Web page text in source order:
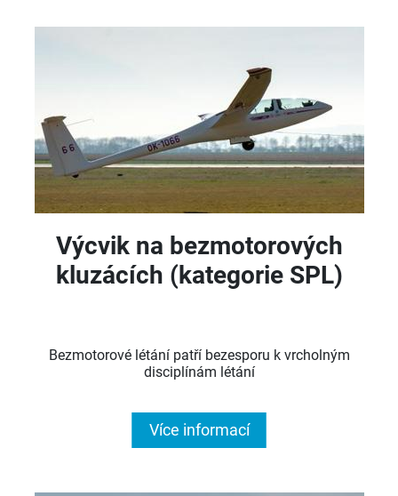
Výcvik na bezmotorových
kluzácích (kategorie SPL)
Bezmotorové létání patří bezesporu k vrcholným
disciplínám létání
Více informací